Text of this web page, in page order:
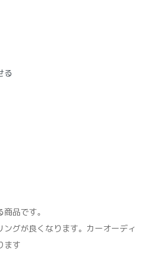
る
品です。
グが良くなります。カーオーディ
ます